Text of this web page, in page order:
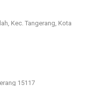
Kec. Tangerang, Kota
15117